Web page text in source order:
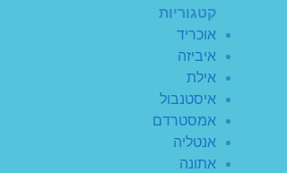
קטגוריות
אוכריד
איביזה
אילת
איסטנבול
אמסטרדם
אנטליה
אתונה